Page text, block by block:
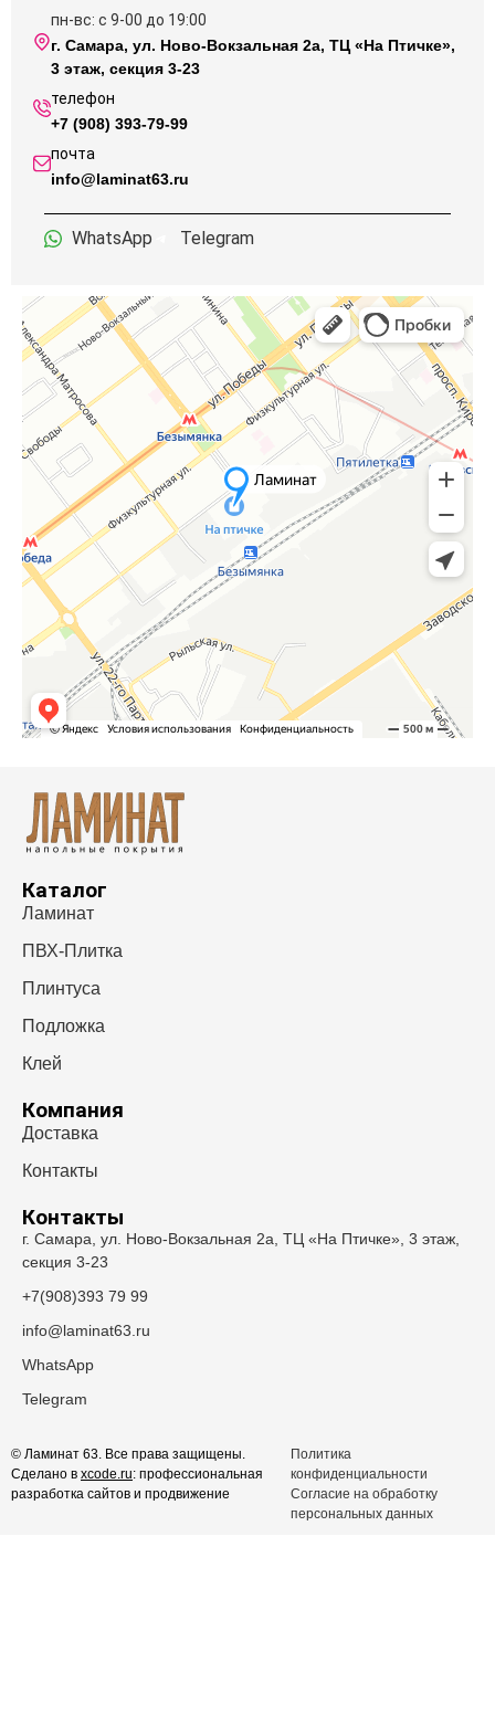
пн-вс: с 9-00 до 19:00
г. Самара, ул. Ново-Вокзальная 2а, ТЦ «На Птичке»,
3 этаж, секция 3-23
телефон
+7 (908) 393-79-99
почта
info@laminat63.ru
WhatsApp Telegram
Каталог
Ламинат
ПВХ-Плитка
Плинтуса
Подложка
Клей
Компания
Доставка
Контакты
Контакты
г. Самара, ул. Ново-Вокзальная 2а, ТЦ «На Птичке», 3 этаж,
секция 3-23
+7(908)393 79 99
info@laminat63.ru
WhatsApp
Telegram
© Ламинат 63. Все права защищены.
Сделано в xcode.ru: профессиональная
разработка сайтов и продвижение
Политика
конфиденциальности
Согласие на обработку
персональных данных